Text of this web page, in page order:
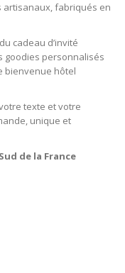
artisanaux, fabriqués en
cadeau d’invité
goodies personnalisés
bienvenue hôtel
texte et votre
unique et
de la France